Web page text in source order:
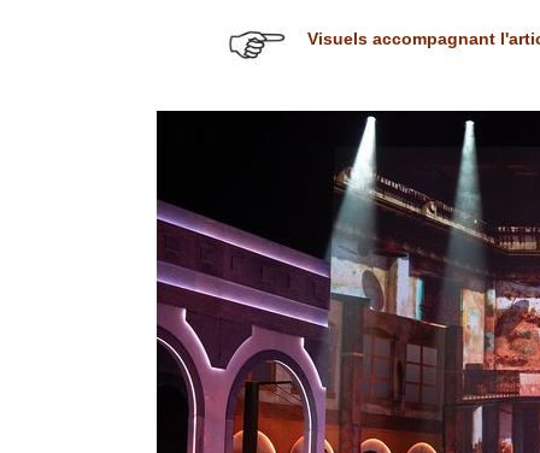
Visuels accompagnant